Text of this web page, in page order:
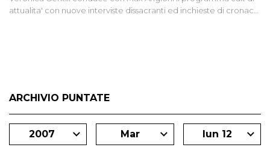
attualita' con nuove interviste dissacranti ed inchieste di cronaca
ARCHIVIO PUNTATE
2007 Mar lun 12